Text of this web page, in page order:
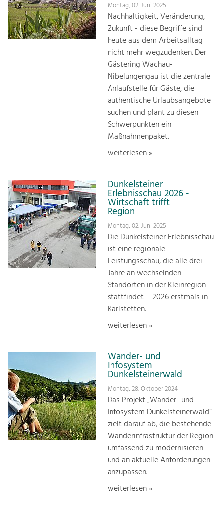
Montag, 02. Juni 2025
Nachhaltigkeit, Veränderung,
Zukunft - diese Begriffe sind
heute aus dem Arbeitsalltag
nicht mehr wegzudenken. Der
Gästering Wachau-
Nibelungengau ist die zentrale
Anlaufstelle für Gäste, die
authentische Urlaubsangebote
suchen und plant zu diesen
Schwerpunkten ein
Maßnahmenpaket.
weiterlesen »
Dunkelsteiner
Erlebnisschau 2026 -
Wirtschaft trifft
Region
Montag, 02. Juni 2025
Die Dunkelsteiner Erlebnisschau
ist eine regionale
Leistungsschau, die alle drei
Jahre an wechselnden
Standorten in der Kleinregion
stattfindet – 2026 erstmals in
Karlstetten.
weiterlesen »
Wander- und
Infosystem
Dunkelsteinerwald
Montag, 28. Oktober 2024
Das Projekt „Wander- und
Infosystem Dunkelsteinerwald“
zielt darauf ab, die bestehende
Wanderinfrastruktur der Region
umfassend zu modernisieren
und an aktuelle Anforderungen
anzupassen.
weiterlesen »